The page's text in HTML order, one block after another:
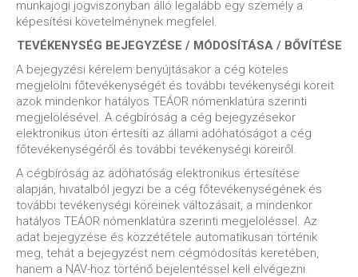
munkajogi jogviszonyban álló legalább egy személy a
képesítési követelménynek megfelel.
TEVÉKENYSÉG BEJEGYZÉSE / MÓDOSÍTÁSA / BŐVÍTÉSE
A bejegyzési kérelem benyújtásakor a cég köteles
megjelölni főtevékenységét és további tevékenységi köreit
azok mindenkor hatályos TEÁOR nómenklatúra szerinti
megjelölésével. A cégbíróság a cég bejegyzésekor
elektronikus úton értesíti az állami adóhatóságot a cég
főtevékenységéről és további tevékenységi köreiről.
A cégbíróság az adóhatóság elektronikus értesítése
alapján, hivatalból jegyzi be a cég főtevékenységének és
további tevékenységi köreinek változásait, a mindenkor
hatályos TEÁOR nómenklatúra szerinti megjelöléssel. Az
adat bejegyzése és közzététele automatikusan történik
meg, tehát a bejegyzést nem cégmódosítás keretében,
hanem a NAV-hoz történő bejelentéssel kell elvégezni.